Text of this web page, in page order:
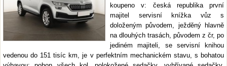
koupeno v: česká republika první
majitel servisní knížka vůz s
doloženým původem, ježděný hlavně
na dlouhých trasách, původem z čr, po
jediném majiteli, se servisní knihou
vedenou do 151 tisíc km, je v perfektním mechanickém stavu, s bohatou